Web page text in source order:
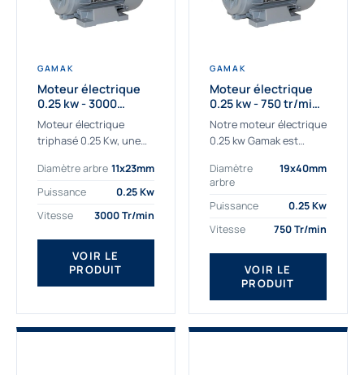
GAMAK
Moteur électrique
0.25 kw - 3000
Tr/min - 230/400V -
IE2
Moteur électrique
triphasé 0.25 Kw, une
adaptée à tous types
de machines.
triphasé 0.25 Kw Gamak
à haut rendement...
Diamètre arbre 11x23mm
Puissance
0.25 Kw
Vitesse
3000 Tr/min
VOIR LE
PRODUIT
GAMAK
Moteur électrique
0.25 kw - 750 tr/min -
230/400V - IE2
Notre moteur électrique
0.25 kw Gamak est
aux applications
sévères. Nous
déterminons,
fournissons
des moteurs
asynchrones depuis de
nombreuses années....
Diamètre
arbre
19x40mm
Puissance
0.25 Kw
Vitesse
750 Tr/min
VOIR LE
PRODUIT